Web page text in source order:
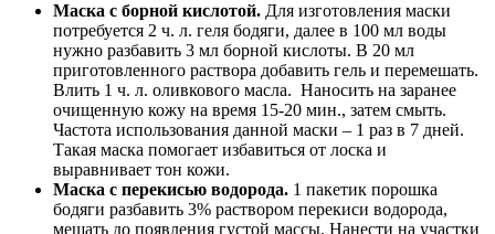
Маска с борной кислотой. Для изготовления маски
потребуется 2 ч. л. геля бодяги, далее в 100 мл воды
нужно разбавить 3 мл борной кислоты. В 20 мл
приготовленного раствора добавить гель и перемешать.
Влить 1 ч. л. оливкового масла. Наносить на заранее
очищенную кожу на время 15-20 мин., затем смыть.
Частота использования данной маски – 1 раз в 7 дней.
Такая маска помогает избавиться от лоска и
выравнивает тон кожи.
Маска с перекисью водорода. 1 пакетик порошка
бодяги разбавить 3% раствором перекиси водорода,
мешать до появления густой массы. Нанести на участки